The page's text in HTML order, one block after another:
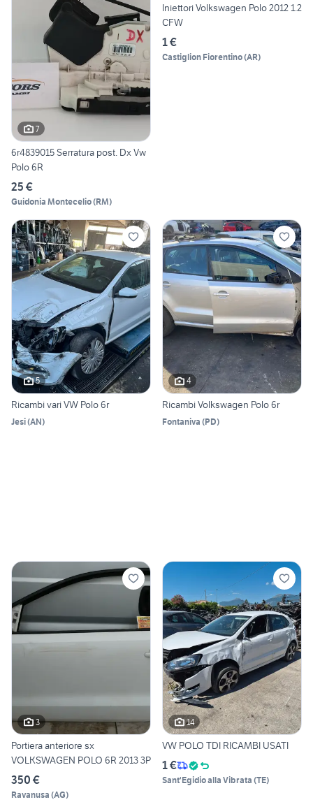
7
6r4839015 Serratura post. Dx Vw
Polo 6R
25 €
Guidonia Montecelio(RM)
Iniettori Volkswagen Polo 2012 1.2
CFW
1 €
Castiglion Fiorentino(AR)
5
Ricambi vari VW Polo 6r
Jesi(AN)
4
Ricambi Volkswagen Polo 6r
Fontaniva (PD)
3
Portiera anteriore sx
VOLKSWAGEN POLO 6R 2013 3P
350 €
Ravanusa (AG)
14
VW POLO TDI RICAMBI USATI
1 €
Sant'Egidio alla Vibrata (TE)